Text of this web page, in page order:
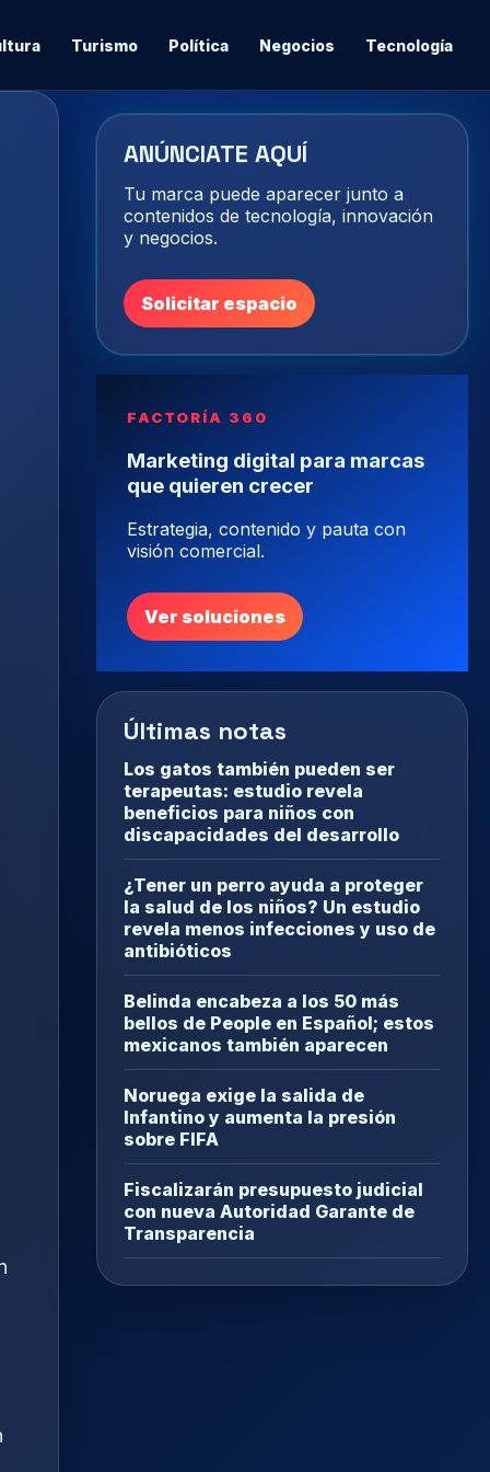
Turismo Política Negocios Tecnología
ANÚNCIATE AQUÍ
Tu marca puede aparecer junto a
contenidos de tecnología, innovación
y negocios.
Solicitar espacio
FACTORÍA 360
Marketing digital para marcas
que quieren crecer
Estrategia, contenido y pauta con
visión comercial.
Ver soluciones
Últimas notas
Los gatos también pueden ser
terapeutas: estudio revela
beneficios para niños con
discapacidades del desarrollo
¿Tener un perro ayuda a proteger
la salud de los niños? Un estudio
revela menos infecciones y uso de
antibióticos
Belinda encabeza a los 50 más
bellos de People en Español; estos
mexicanos también aparecen
Noruega exige la salida de
Infantino y aumenta la presión
sobre FIFA
Fiscalizarán presupuesto judicial
con nueva Autoridad Garante de
Transparencia